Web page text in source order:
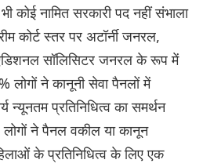
कोई नामित सरकारी पद नहीं संभाला
कोर्ट स्तर पर अटॉर्नी जनरल,
सॉलिसिटर जनरल के रूप में
लोगों ने कानूनी सेवा पैनलों में
न्यूनतम प्रतिनिधित्व का समर्थन
ने पैनल वकील या कानून
के प्रतिनिधित्व के लिए एक